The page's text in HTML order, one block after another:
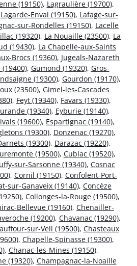
(19150), Lagraulière (19700),
Lagarde-Enval (19150), Lafage-sur-
sur-Rondelles (19150), Lacelle
(19320), La Nouaille (23500), La
(19430), La Chapelle-aux-Saints
Brocs (19360), Jugeals-Nazareth
, Gumond (19320), Gros-
(19300), Gourdon (19170),
(23500), Gimel-les-Cascades
, Feyt (19340), Favars (19330),
(19340), Eyburie (19140),
(19600), Espartignac (19140),
(19300), Donzenac (19270),
(19300), Darazac (19220),
(19500), Cublac (19520),
sur-Sarsonne (19340), Cosnac
, Cornil (19150), Confolent-Port-
sur-Ganaveix (19140), Concèze
, Collonges-la-Rouge (19500),
Bellevue (19160), Chenailler-
(19200), Chavanac (19290),
sur-Vell (19500), Chasteaux
, Chapelle-Spinasse (19300),
, Chanac-les-Mines (19150),
(19320), Champagnac-la-Noaille